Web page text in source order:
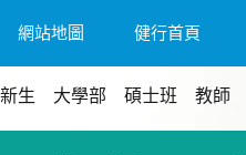
網站地圖 健行首頁
新生 大學部 碩士班 教師